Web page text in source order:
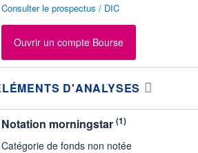
Consulter le prospectus / DIC
Ouvrir un compte Bourse
D'ANALYSES
Notation morningstar (1)
Catégorie de fonds non notée